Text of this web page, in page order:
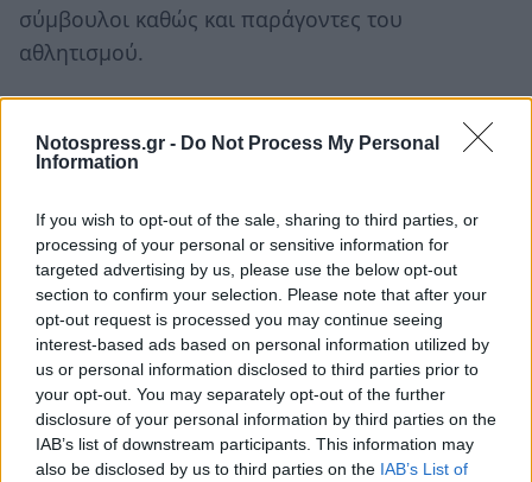
Notospress.gr - Do Not Process My Personal
Information
If you wish to opt-out of the sale, sharing to third parties, or
processing of your personal or sensitive information for
targeted advertising by us, please use the below opt-out
section to confirm your selection. Please note that after your
opt-out request is processed you may continue seeing
interest-based ads based on personal information utilized by
us or personal information disclosed to third parties prior to
your opt-out. You may separately opt-out of the further
disclosure of your personal information by third parties on the
IAB’s list of downstream participants. This information may
also be disclosed by us to third parties on the IAB’s List of
σύμβουλοι καθώς και παράγοντες του
αθλητισμού.